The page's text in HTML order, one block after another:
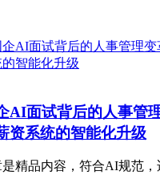
AI面试背后的人事管
资系统的智能化升级
是精品内容，符合AI规范